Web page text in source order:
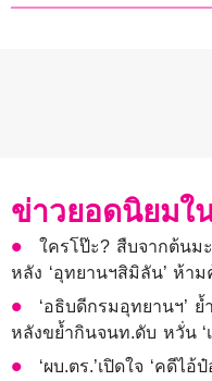
ข่าวยอดนิยมใ
ใครโป๊ะ? สืบจากต้นม
หลัง ‘อุทยานฯสิมิลัน’ ห้า
‘อธิบดีกรมอุทยานฯ’ ย้
หลังขย้ำกินจนท.ดับ หวั่น ‘
‘ผบ.ตร.’เปิดใจ ‘คดีไ